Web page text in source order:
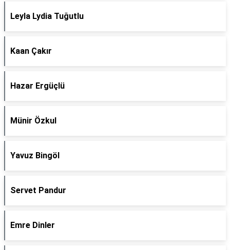
Leyla Lydia Tuğutlu
Kaan Çakır
Hazar Ergüçlü
Münir Özkul
Yavuz Bingöl
Servet Pandur
Emre Dinler